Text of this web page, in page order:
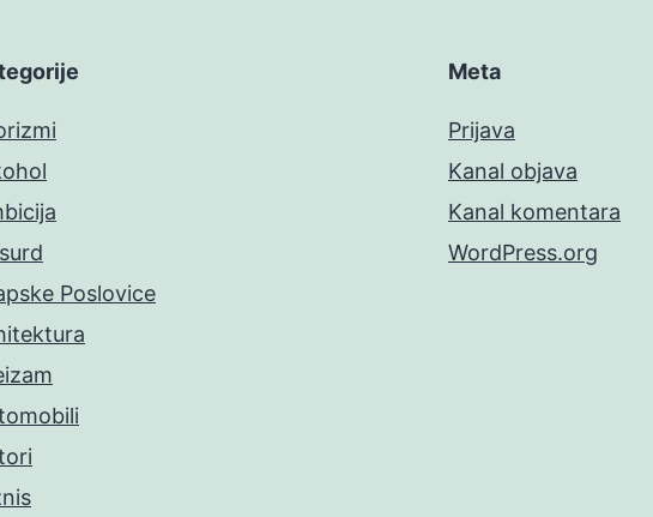
Poslovice
Meta
Prijava
Kanal objava
Kanal komentara
WordPress.org